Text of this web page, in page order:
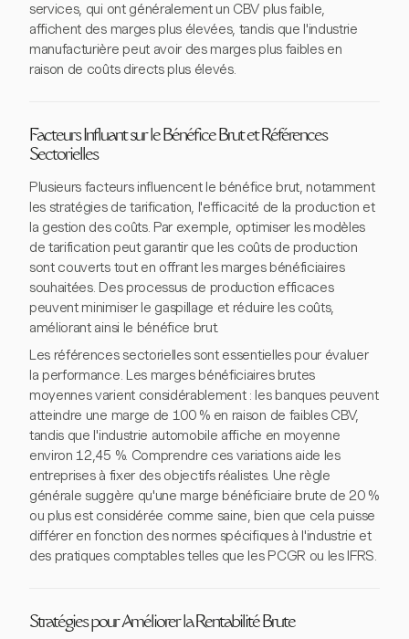
services, qui ont généralement un CBV plus faible,
affichent des marges plus élevées, tandis que l'industrie
manufacturière peut avoir des marges plus faibles en
raison de coûts directs plus élevés.
Facteurs Influant sur le Bénéfice Brut et Références
Sectorielles
Plusieurs facteurs influencent le bénéfice brut, notamment
les stratégies de tarification, l'efficacité de la production et
la gestion des coûts. Par exemple, optimiser les modèles
de tarification peut garantir que les coûts de production
sont couverts tout en offrant les marges bénéficiaires
souhaitées. Des processus de production efficaces
peuvent minimiser le gaspillage et réduire les coûts,
améliorant ainsi le bénéfice brut.
Les références sectorielles sont essentielles pour évaluer
la performance. Les marges bénéficiaires brutes
moyennes varient considérablement : les banques peuvent
atteindre une marge de 100 % en raison de faibles CBV,
tandis que l'industrie automobile affiche en moyenne
environ 12,45 %. Comprendre ces variations aide les
entreprises à fixer des objectifs réalistes. Une règle
générale suggère qu'une marge bénéficiaire brute de 20 %
ou plus est considérée comme saine, bien que cela puisse
différer en fonction des normes spécifiques à l'industrie et
des pratiques comptables telles que les PCGR ou les IFRS.
Stratégies pour Améliorer la Rentabilité Brute